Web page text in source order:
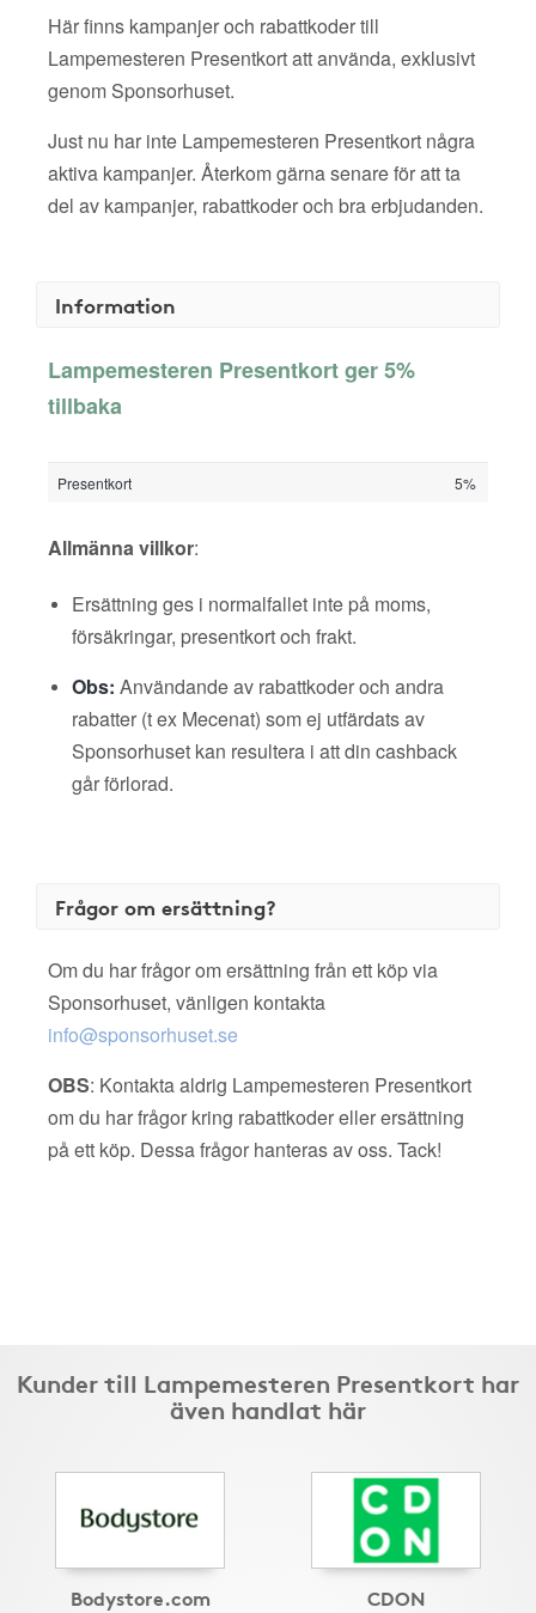
Här finns kampanjer och rabattkoder till
Lampemesteren Presentkort att använda, exklusivt
genom Sponsorhuset.
Just nu har inte Lampemesteren Presentkort några
aktiva kampanjer. Återkom gärna senare för att ta
del av kampanjer, rabattkoder och bra erbjudanden.
Information
Lampemesteren Presentkort ger 5%
tillbaka
Presentkort 5%
Allmänna villkor:
Ersättning ges i normalfallet inte på moms,
försäkringar, presentkort och frakt.
Obs: Användande av rabattkoder och andra
rabatter (t ex Mecenat) som ej utfärdats av
Sponsorhuset kan resultera i att din cashback
går förlorad.
Frågor om ersättning?
Om du har frågor om ersättning från ett köp via
Sponsorhuset, vänligen kontakta
info@sponsorhuset.se
OBS: Kontakta aldrig Lampemesteren Presentkort
om du har frågor kring rabattkoder eller ersättning
på ett köp. Dessa frågor hanteras av oss. Tack!
Kunder till Lampemesteren Presentkort har
även handlat här
Bodystore.com CDON